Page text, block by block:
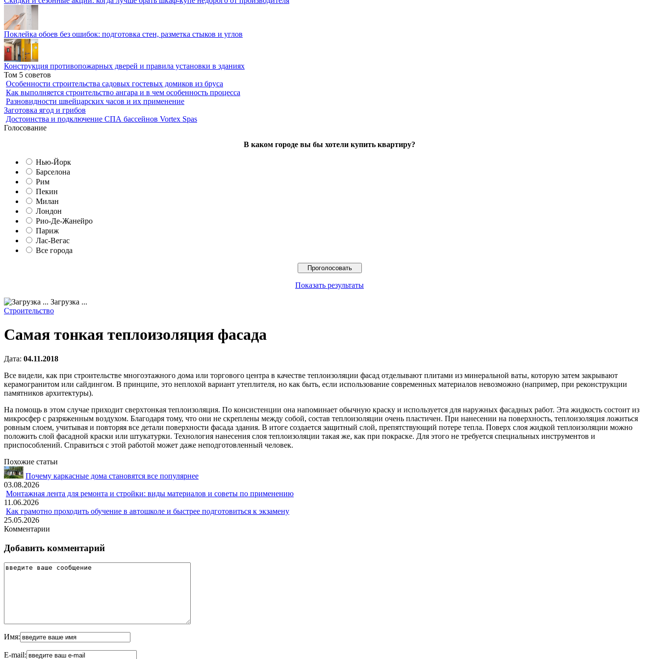
Поклейка обоев без ошибок: подготовка стен, разметка стыков и углов
Конструкция противопожарных дверей и правила установки в зданиях
Том 5 советов
Особенности строительства садовых гостевых домиков из бруса
Как выполняется строительство ангара и в чем особенность процесса
Разновидности швейцарских часов и их применение
Заготовка ягод и грибов
Достоинства и подключение СПА бассейнов Vortex Spas
Голосование
В каком городе вы бы хотели купить квартиру?
Нью-Йорк
Барселона
Рим
Пекин
Милан
Лондон
Рио-Де-Жанейро
Париж
Лас-Вегас
Все города
Показать результаты
Загрузка ...
Строительство
Самая тонкая теплоизоляция фасада
Дата: 04.11.2018
Все видели, как при строительстве многоэтажного дома или торгового центра в качестве теплоизоляции фасад отделывают плитами из минеральной ваты, которую затем закрывают
керамогранитом или сайдингом. В принципе, это неплохой вариант утеплителя, но как быть, если использование современных материалов невозможно (например, при реконструкции
памятников архитектуры).
На помощь в этом случае приходит сверхтонкая теплоизоляция. По консистенции она напоминает обычную краску и используется для наружных фасадных работ. Эта жидкость состоит из
микросфер с разряженным воздухом. Благодаря тому, что они не скреплены между собой, состав теплоизоляции очень пластичен. При нанесении на поверхность, теплоизоляция ложиться
ровным слоем, учитывая и повторяя все детали поверхности фасада здания. В итоге создается защитный слой, препятствующий потере тепла. Поверх слоя жидкой теплоизоляции можно
положить слой фасадной краски или штукатурки. Технология нанесения слоя теплоизоляции такая же, как при покраске. Для этого не требуется специальных инструментов и
приспособлений. Справиться с этой работой может даже неподготовленный человек.
Похожие статьи
Почему каркасные дома становятся все популярнее
03.08.2026
Монтажная лента для ремонта и стройки: виды материалов и советы по применению
11.06.2026
Как грамотно проходить обучение в автошколе и быстрее подготовиться к экзамену
25.05.2026
Комментарии
Добавить комментарий
Имя:
E-mail: